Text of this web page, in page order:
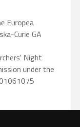
Europea
Curie GA
Night
under the